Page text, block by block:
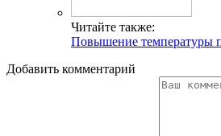
Читайте также:
Повышение температуры
Добавить комментарий